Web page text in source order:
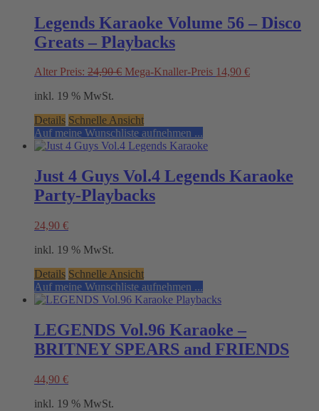
Legends Karaoke Volume 56 – Disco
Greats – Playbacks
Alter Preis: 24,90€ Original
Mega-Knaller-Preis 14,90 €Current
inkl. 19 % MwSt.
Details Schnelle Ansicht
Auf meine Wunschliste aufnehmen ...
Just 4 Guys Vol.4 Legends Karaoke
Party-Playbacks
24,90 €
inkl. 19 % MwSt.
Details Schnelle Ansicht
Auf meine Wunschliste aufnehmen ...
LEGENDS Vol.96 Karaoke –
BRITNEY SPEARS and FRIENDS
44,90 €
inkl. 19 % MwSt.